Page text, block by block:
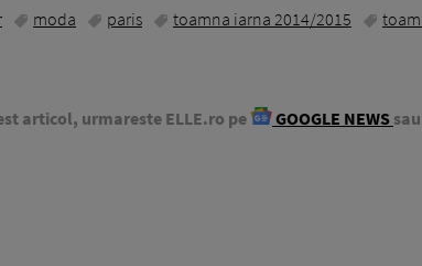
moda paris toamna iarna 2014/2015
articol, urmareste ELLE.ro pe GOOGLE NEWS